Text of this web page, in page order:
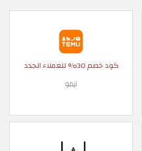
كود خصم 30% للعملاء الجدد
تيمو